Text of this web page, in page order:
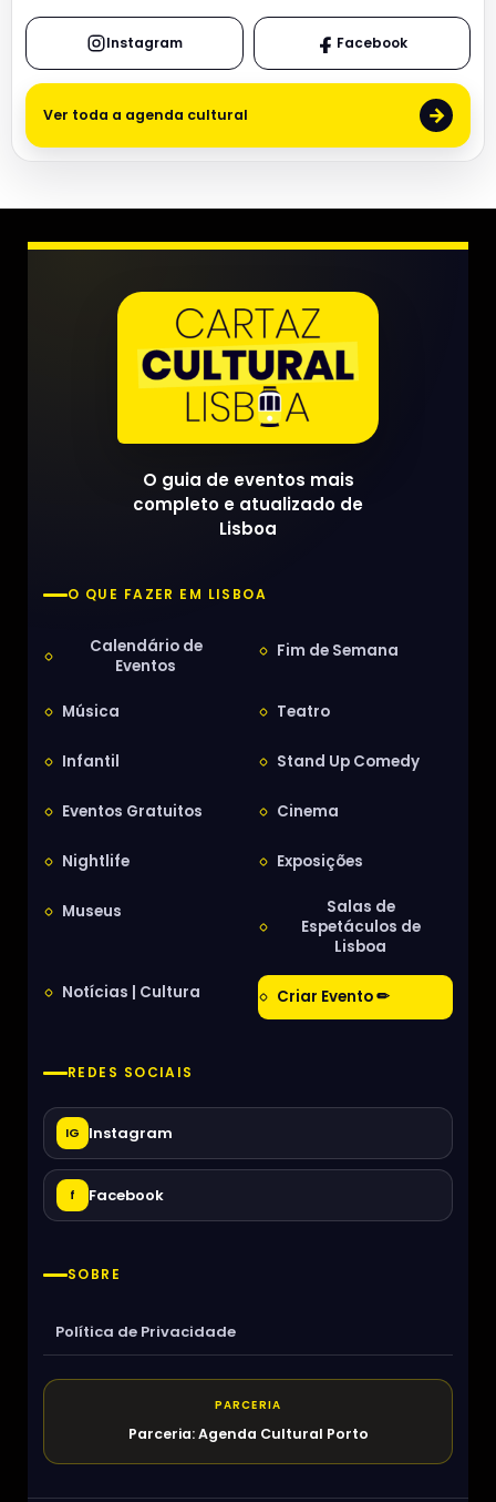
Instagram Facebook
Ver toda a agenda cultural →
O guia de eventos mais
completo e atualizado de
Lisboa
O QUE FAZER EM LISBOA
Calendário de
Eventos
Fim de Semana
Música Teatro
Infantil Stand Up Comedy
Eventos Gratuitos Cinema
Nightlife Exposições
Museus
Salas de
Espetáculos de
Lisboa
Notícias | Cultura Criar Evento ✏
REDES SOCIAIS
IG Instagram
f Facebook
SOBRE
Política de Privacidade
PARCERIA
Parceria: Agenda Cultural Porto